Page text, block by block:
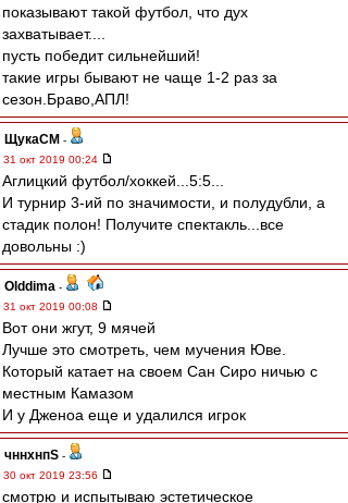
показывают такой футбол, что дух
захватывает....
пусть победит сильнейший!
такие игры бывают не чаще 1-2 раз за
сезон.Браво,АПЛ!
ЩукаСМ -
31 окт 2019 00:24
Аглицкий футбол/хоккей...5:5...
И турнир 3-ий по значимости, и полудубли, а
стадик полон! Получите спектакль...все
довольны :)
Olddima -
31 окт 2019 00:08
Вот они жгут, 9 мячей
Лучше это смотреть, чем мучения Юве.
Который катает на своем Сан Сиро ничью с
местным Камазом
И у Дженоа еще и удалился игрок
чннхнпS -
30 окт 2019 23:56
смотрю и испытываю эстетическое